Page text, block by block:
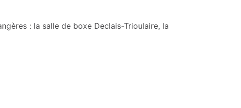
: la salle de boxe Declais-Trioulaire, la